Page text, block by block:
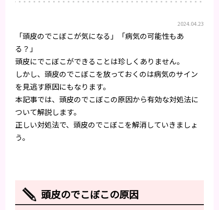
2024.04.23
「頭皮のでこぼこが気になる」「病気の可能性もあ
る？」
頭皮にでこぼこができることは珍しくありません。
しかし、頭皮のでこぼこを放っておくのは病気のサイン
を見逃す原因にもなります。
本記事では、頭皮のでこぼこの原因から有効な対処法に
ついて解説します。
正しい対処法で、頭皮のでこぼこを解消していきましょ
う。
頭皮のでこぼこの原因